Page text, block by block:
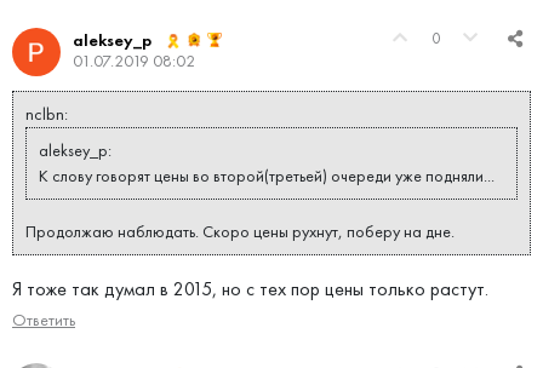
0
aleksey_p
01.07.2019 08:02
nclbn:
aleksey_p:
К слову говорят цены во второй(третьей) очереди уже подняли...
Продолжаю наблюдать. Скоро цены рухнут, поберу на дне.
Я тоже так думал в 2015, но с тех пор цены только растут.
Ответить